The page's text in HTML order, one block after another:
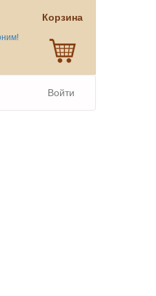
Корзина
Войти